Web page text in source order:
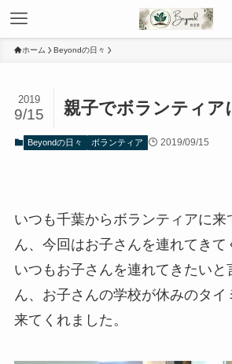
ホーム Beyondの日々
親子でボランティア
2019
9/15
Beyondの日々 ボランティア 2019/09/15
いつも千葉からボランティアに来
ん、今回はお子さんを連れてきて
いつもお子さんを連れてきたいと
ん、お子さんの学校が休みのタイ
来てくれました。